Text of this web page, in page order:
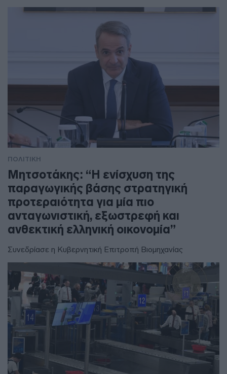
ΠΟΛΙΤΙΚΗ
Μητσοτάκης: “Η ενίσχυση της
παραγωγικής βάσης στρατηγική
προτεραιότητα για μία πιο
ανταγωνιστική, εξωστρεφή και
ανθεκτική ελληνική οικονομία”
Συνεδρίασε η Κυβερνητική Επιτροπή Βιομηχανίας